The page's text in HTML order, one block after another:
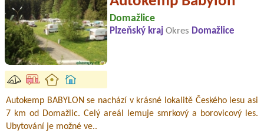
Domažlice
Plzeňský kraj Okres Domažlice
Autokemp BABYLON se nachází v krásné lokalitě Českého lesu asi
7 km od Domažlic. Celý areál lemuje smrkový a borovicový les.
Ubytování je možné ve..